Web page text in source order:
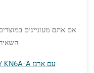
אם אתם מעוניינים